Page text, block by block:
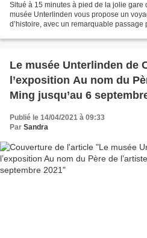
Situé à 15 minutes à pied de la jolie gare
musée Unterlinden vous propose un
d’histoire, avec un remarquable
Le musée Unterlinden de
l’exposition Au nom du
Ming jusqu’au 6
Publié le 14/04/2021 à 09:33
Par Sandra